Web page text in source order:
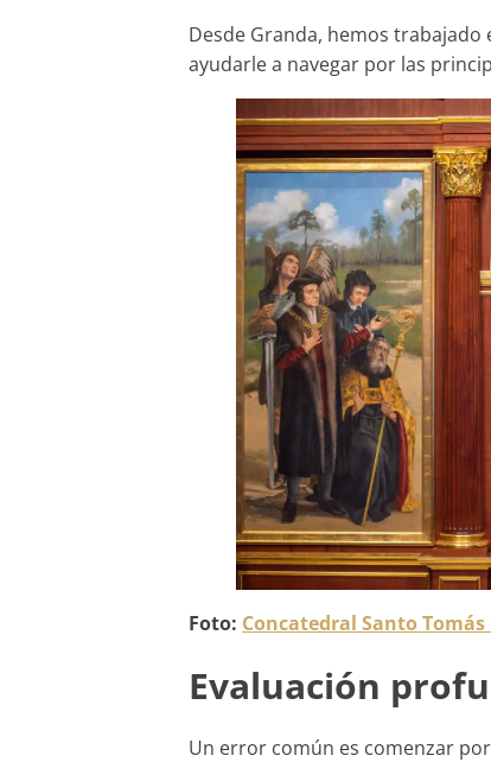
Desde Granda, hemos trabajado
ayudarle a navegar por las
Foto: Concatedral Santo
Evaluación
Un error común es comenzar